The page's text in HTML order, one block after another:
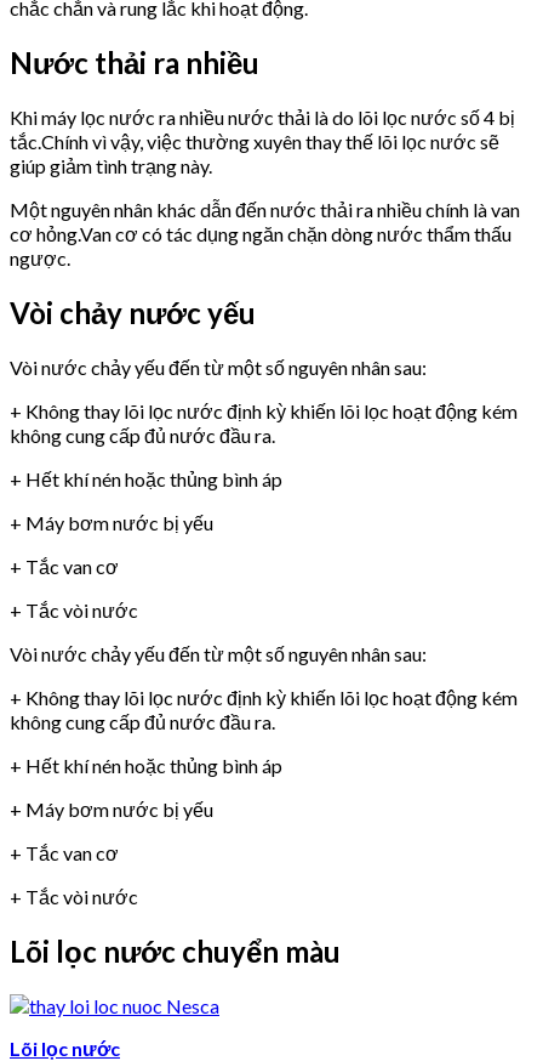
chắc chắn và rung lắc khi hoạt động.
Nước thải ra nhiều
Khi máy lọc nước ra nhiều nước thải là do lõi lọc nước số 4 bị
tắc.Chính vì vậy, việc thường xuyên thay thế lõi lọc nước sẽ
giúp giảm tình trạng này.
Một nguyên nhân khác dẫn đến nước thải ra nhiều chính là van
cơ hỏng.Van cơ có tác dụng ngăn chặn dòng nước thẩm thấu
ngược.
Vòi chảy nước yếu
Vòi nước chảy yếu đến từ một số nguyên nhân sau:
+ Không thay lõi lọc nước định kỳ khiến lõi lọc hoạt động kém
không cung cấp đủ nước đầu ra.
+ Hết khí nén hoặc thủng bình áp
+ Máy bơm nước bị yếu
+ Tắc van cơ
+ Tắc vòi nước
Vòi nước chảy yếu đến từ một số nguyên nhân sau:
+ Không thay lõi lọc nước định kỳ khiến lõi lọc hoạt động kém
không cung cấp đủ nước đầu ra.
+ Hết khí nén hoặc thủng bình áp
+ Máy bơm nước bị yếu
+ Tắc van cơ
+ Tắc vòi nước
Lõi lọc nước chuyển màu
Lõi lọc nước